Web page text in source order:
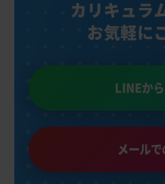
カリキュラ
お気軽に
LINEか
メール